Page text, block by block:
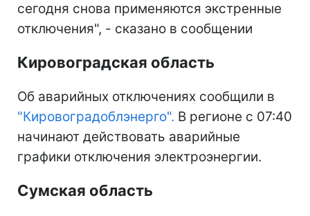
сегодня снова применяются экстренные
отключения", - сказано в сообщении
Кировоградская область
Об аварийных отключениях сообщили в
"Кировоградоблэнерго". В регионе с 07:40
начинают действовать аварийные
графики отключения электроэнергии.
Сумская область